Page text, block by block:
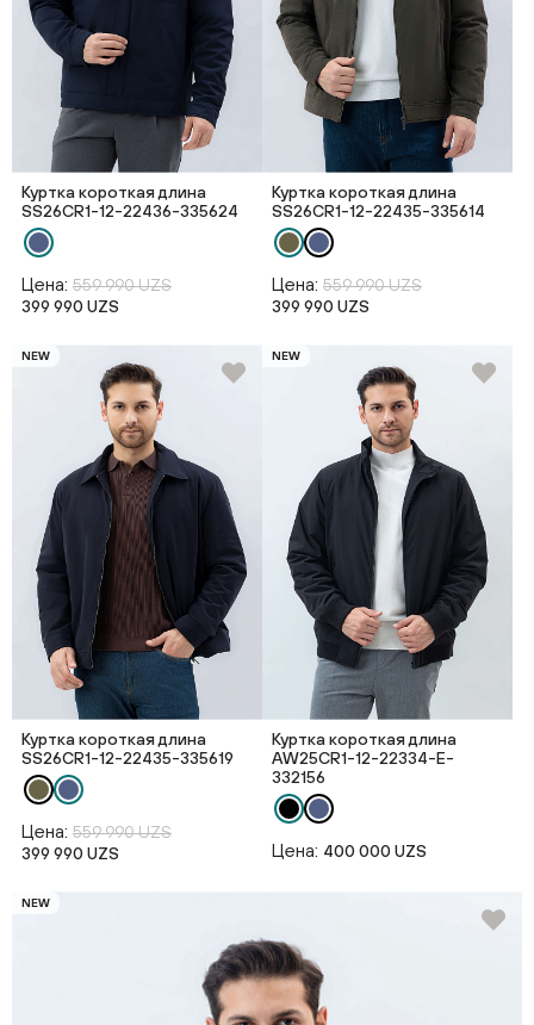
Куртка короткая длина
SS26CR1-12-22436-335624
Цена: 559 990 UZS
399 990 UZS
Куртка короткая длина
SS26CR1-12-22435-335614
Цена: 559 990 UZS
399 990 UZS
NEW
Куртка короткая длина
SS26CR1-12-22435-335619
Цена: 559 990 UZS
399 990 UZS
NEW
Куртка короткая длина
AW25CR1-12-22334-E-
332156
Цена: 400 000 UZS
NEW